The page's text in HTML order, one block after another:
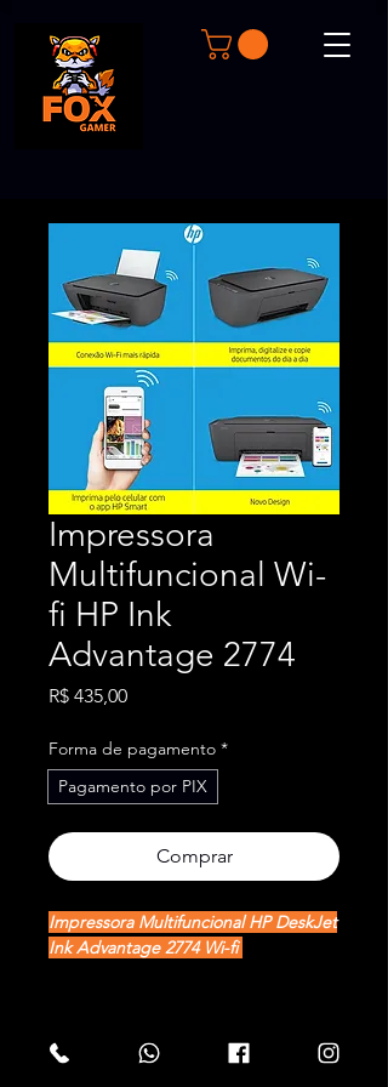
Impressora
Multifuncional Wi-
fi HP Ink
Advantage 2774
R$ 435,00Preço
Forma de pagamento *
Pagamento por PIX
Comprar
Impressora Multifuncional HP DeskJet
Ink Advantage 2774 Wi-fi
- Capacidade sem fios: Wi-Fi
Garantia